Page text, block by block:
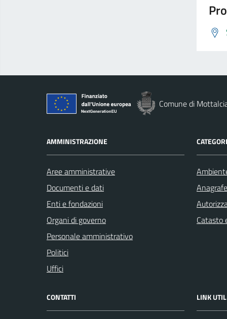
Comune di
AMMINISTRAZIONE
Aree amministrative
Documenti e dati
Enti e fondazioni
Organi di governo
Personale amministrativo
Politici
Uffici
Catasto
CONTATTI LINK